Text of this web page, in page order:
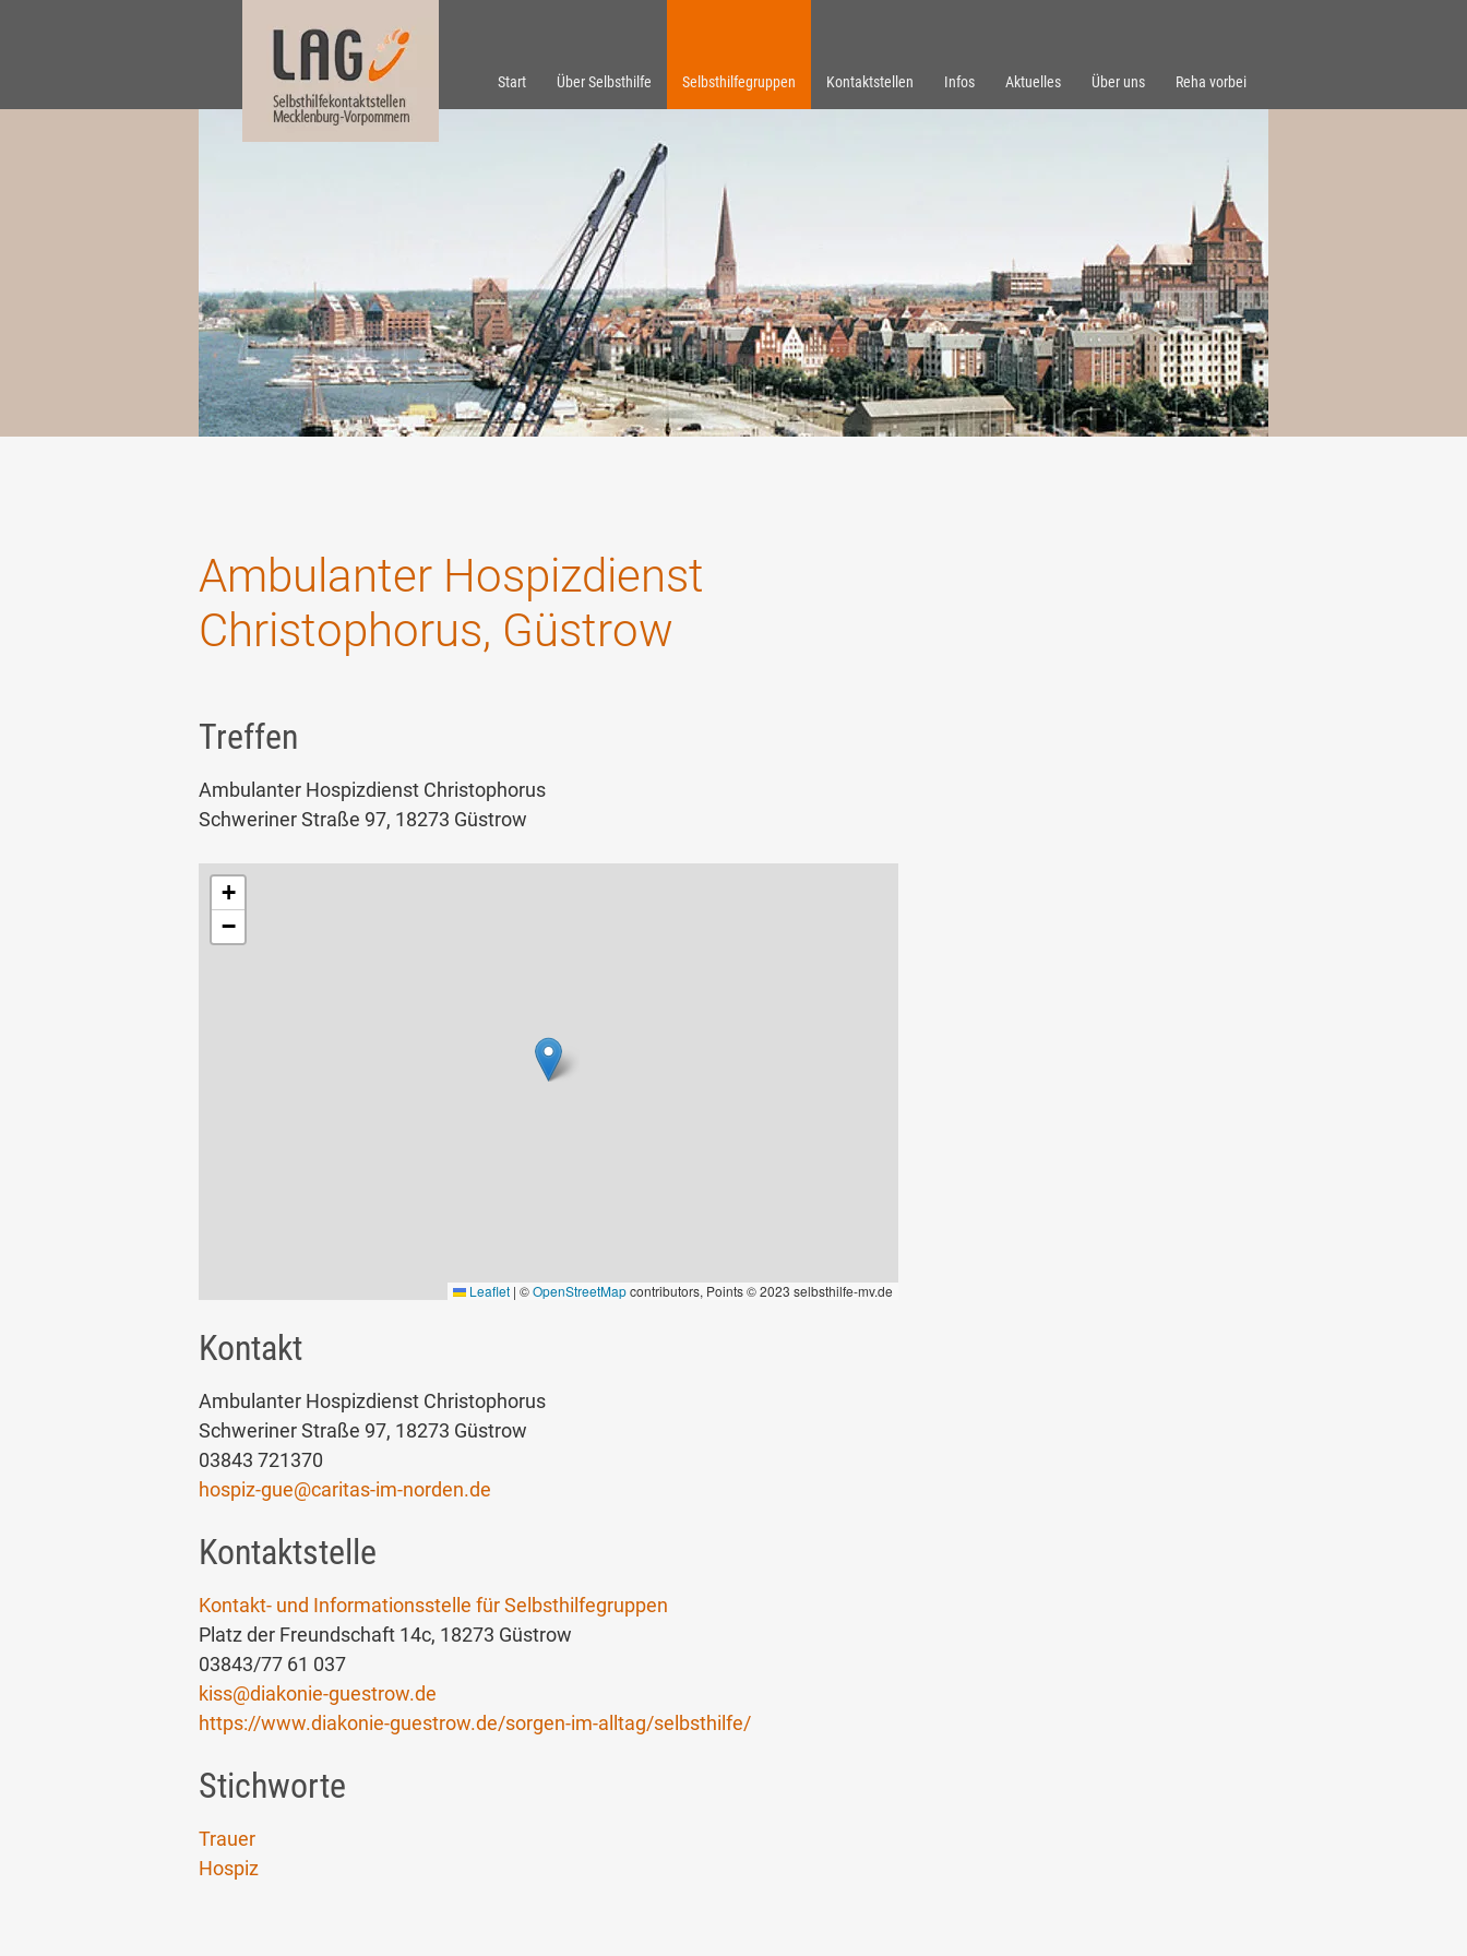
Start Über Selbsthilfe Selbsthilfegruppen Kontaktstellen Infos Aktuelles Über uns Reha vorbei
Ambulanter Hospizdienst
Christophorus, Güstrow
Treffen
Ambulanter Hospizdienst Christophorus
Schweriner Straße 97, 18273 Güstrow
+
−
Leaflet | ©OpenStreetMapcontributors, Points © 2023 selbsthilfe-mv.de
Kontakt
Ambulanter Hospizdienst Christophorus
Schweriner Straße 97, 18273 Güstrow
03843 721370
hospiz-gue@caritas-im-norden.de
Kontaktstelle
Kontakt- und Informationsstelle für Selbsthilfegruppen
Platz der Freundschaft 14c, 18273 Güstrow
03843/77 61 037
kiss@diakonie-guestrow.de
https://www.diakonie-guestrow.de/sorgen-im-alltag/selbsthilfe/
Stichworte
Trauer
Hospiz